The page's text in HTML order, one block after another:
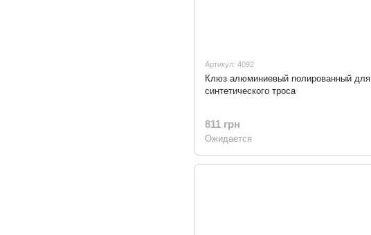
Артикул: 4092
Клюз алюминиевый полированный для
синтетического троса
811 грн
Ожидается